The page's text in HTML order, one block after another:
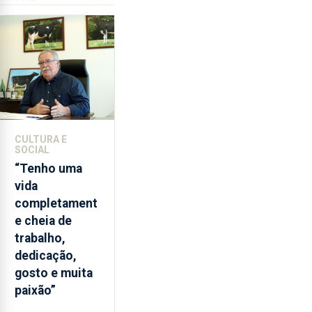
de
lapas
entre
2022
e
2026.
A
ilha
das
Flores
apresenta
um
“decréscimo
significativo”
da
CPUE
entre
2022
CULTURA E
SOCIAL
“Tenho uma
vida
completament
e cheia de
trabalho,
dedicação,
gosto e muita
paixão”